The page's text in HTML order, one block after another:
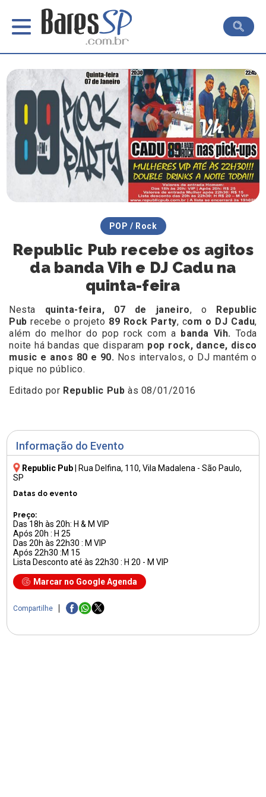
Informação do Evento
Republic Pub Rua Delfina, 110, Vila Madalena - São Paulo,
SP
Datas do evento
Preço:
Das 18h às 20h: H & M VIP
Após 20h : H 25
Das 20h às 22h30 : M VIP
Após 22h30 :M 15
Lista Desconto até às 22h30 : H 20 - M VIP
Marcar no Google Agenda
Compartilhe
POP / Rock
Republic Pub recebe os agitos
da banda Vih e DJ Cadu na
quinta-feira
Nesta quinta-feira, 07 de janeiro, o
Republic
Pubrecebe o projeto 89 Rock Party, com o DJ Cadu,
além do melhor do pop rock com a banda Vih. Toda
noite há bandas que disparam pop rock, dance, disco
music e anos 80 e 90. Nos intervalos, o DJ mantém o
pique no público.
Editado por Republic Pub às 08/01/2016